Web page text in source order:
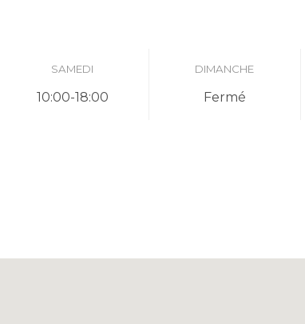
SAMEDI
10:00-18:00
DIMANCHE
Fermé